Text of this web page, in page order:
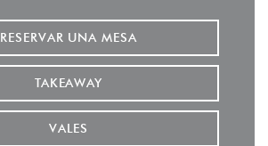
RESERVAR UNA MESA
TAKEAWAY
VALES